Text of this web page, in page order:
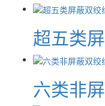
超五类
六类非